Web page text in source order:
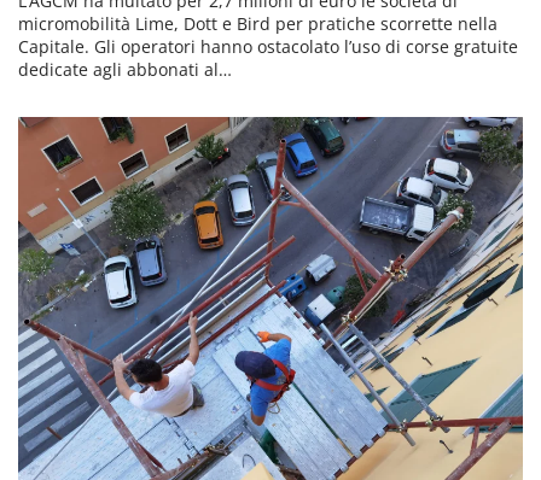
micromobilità Lime, Dott e Bird per pratiche scorrette nella
Capitale. Gli operatori hanno ostacolato l’uso di corse gratuite
dedicate agli abbonati al…